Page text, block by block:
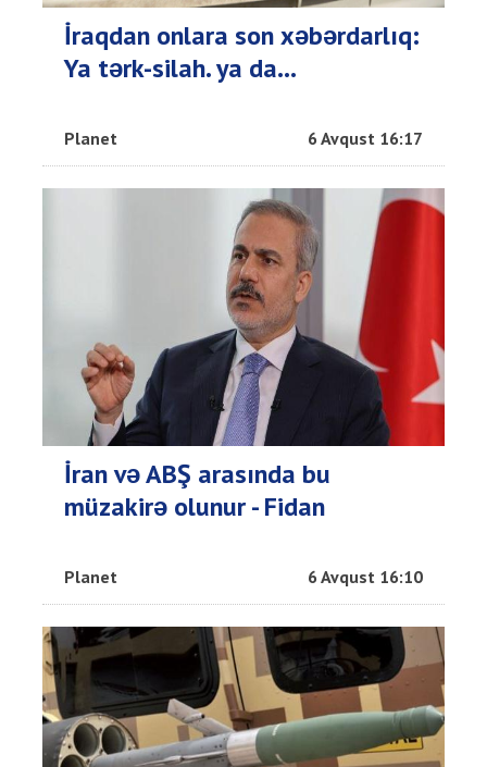
İraqdan onlara son xəbərdarlıq:
Ya tərk-silah. ya da…
Planet 6 Avqust 16:17
İran və ABŞ arasında bu
müzakirə olunur - Fidan
Planet 6 Avqust 16:10